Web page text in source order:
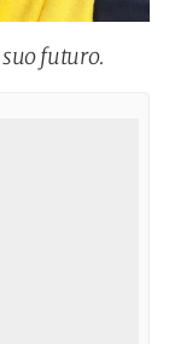
futuro.